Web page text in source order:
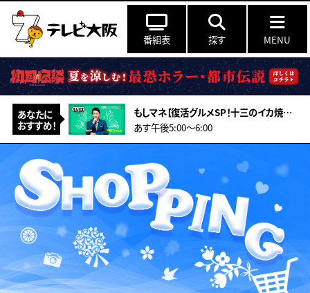
番組表 探す MENU
あなたに
おすすめ！
もしマネ【復活グルメSP！十三のイカ焼き店＆亡きマスターの味「伝説のカレー」物語
あす午後5:00〜6:00